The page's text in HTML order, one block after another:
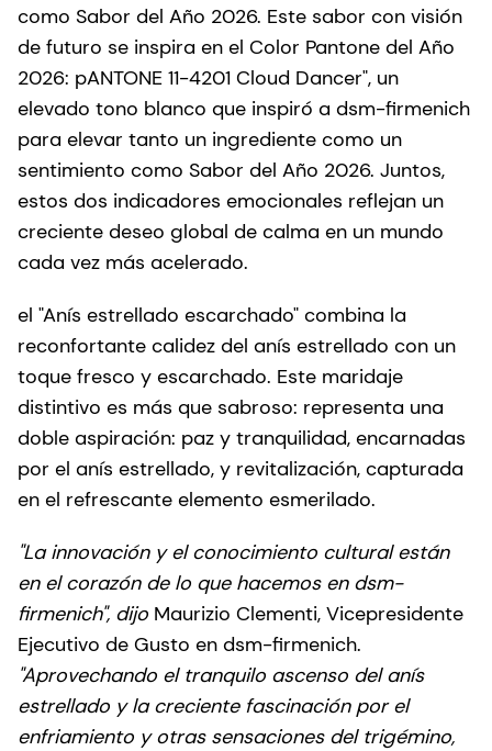
como Sabor del Año 2026. Este sabor con visión
de futuro se inspira en el Color Pantone del Año
2026: pANTONE 11-4201 Cloud Dancer", un
elevado tono blanco que inspiró a dsm-firmenich
para elevar tanto un ingrediente como un
sentimiento como Sabor del Año 2026. Juntos,
estos dos indicadores emocionales reflejan un
creciente deseo global de calma en un mundo
cada vez más acelerado.
el "Anís estrellado escarchado" combina la
reconfortante calidez del anís estrellado con un
toque fresco y escarchado. Este maridaje
distintivo es más que sabroso: representa una
doble aspiración: paz y tranquilidad, encarnadas
por el anís estrellado, y revitalización, capturada
en el refrescante elemento esmerilado.
"La innovación y el conocimiento cultural están
en el corazón de lo que hacemos en dsm-
firmenich", dijo Maurizio Clementi, Vicepresidente
Ejecutivo de Gusto en dsm-firmenich.
"Aprovechando el tranquilo ascenso del anís
estrellado y la creciente fascinación por el
enfriamiento y otras sensaciones del trigémino,